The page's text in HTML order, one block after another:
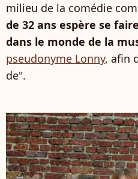
milieu de la comédie
de 32 ans espère se
dans le monde de la
pseudonyme Lonny, afin
de".